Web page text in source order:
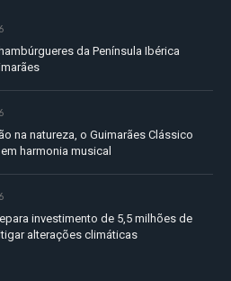
da Península Ibérica
na natureza, o Guimarães Clássico
harmonia musical
investimento de 5,5 milhões de
alterações climáticas